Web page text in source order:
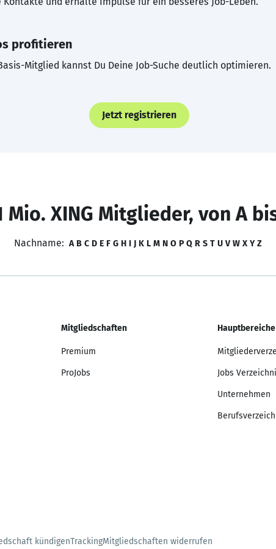
profitieren
Mitglied kannst Du Deine Job-Suche deutlich optimieren.
Jetzt registrieren
Mio. XING Mitglieder, von A
Nachname: A B C D E F G H I J K L M N O P Q R S T U V W X Y Z
Mitgliedschaften
Premium
ProJobs
Hauptbereiche
Jobs
Unternehmen
kündigenTrackingMitgliedschaften widerrufen